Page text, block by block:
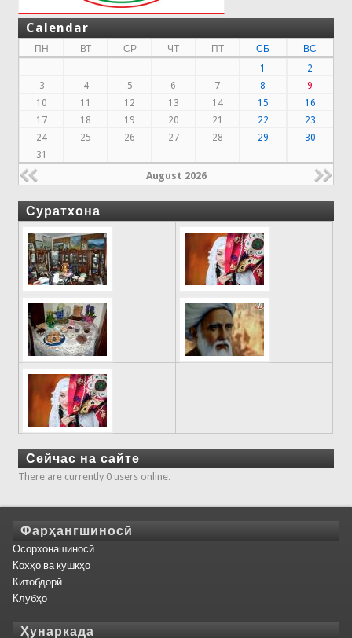
Calendar
ПН ВТ СР ЧТ ПТ СБ
ВС
1
2
3
4 5 6 7 8
9
10
11 12 13 14 15
16
17
18 19 20 21 22
23
24
25 26 27 28 29
30
31
August 2026
Суратхона
Сейчас на сайте
There are currently 0 users online.
Фарҳангшиносӣ
Осорхонашиносӣ
Кохҳо ва кушкҳо
Китобдорӣ
Клубҳо
Ҳунаркада